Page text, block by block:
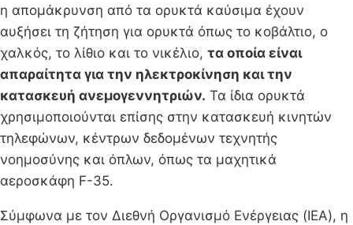
η απομάκρυνση από τα ορυκτά καύσιμα έχουν
αυξήσει τη ζήτηση για ορυκτά όπως το κοβάλτιο, ο
χαλκός, το λίθιο και το νικέλιο, τα οποία είναι
απαραίτητα για την ηλεκτροκίνηση και την
κατασκευή ανεμογεννητριών. Τα ίδια ορυκτά
χρησιμοποιούνται επίσης στην κατασκευή κινητών
τηλεφώνων, κέντρων δεδομένων τεχνητής
νοημοσύνης και όπλων, όπως τα μαχητικά
αεροσκάφη F-35.
Σύμφωνα με τον Διεθνή Οργανισμό Ενέργειας (IEA), η